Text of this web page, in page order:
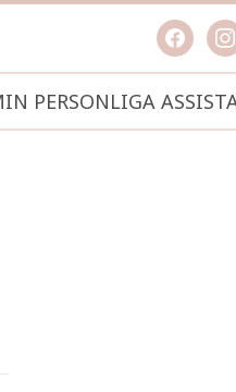
facebook
PERSONLIGA